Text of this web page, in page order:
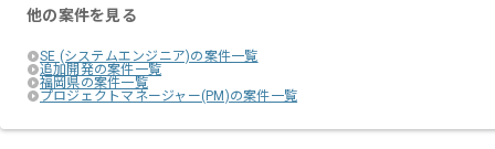
他の案件を見る
SE (システムエンジニア)の案件一覧
追加開発の案件一覧
福岡県の案件一覧
プロジェクトマネージャー(PM)の案件一覧